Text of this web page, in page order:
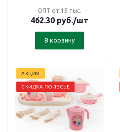
ОПТ от 15 тыс.
462.30 руб./шт
В корзину
АКЦИЯ
СКИДКА ПОЛЕСЬЕ